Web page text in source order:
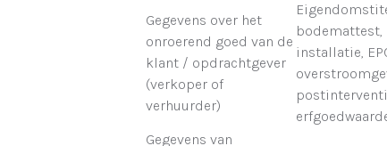
Gegevens over het
onroerend goed van de
klant / opdrachtgever
(verkoper of
verhuurder)
bodemattest,
installatie,
Gegevens van